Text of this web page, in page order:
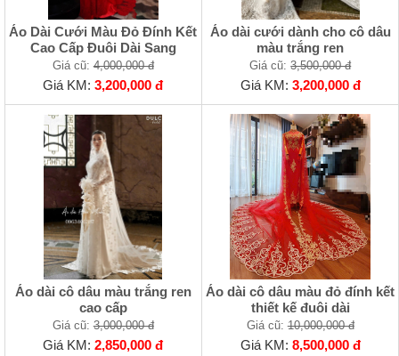
Áo Dài Cưới Màu Đỏ Đính Kết
Cao Cấp Đuôi Dài Sang
Giá cũ:4,000,000 đ
Giá KM:3,200,000 đ
Áo dài cưới dành cho cô dâu
màu trắng ren
Giá cũ:3,500,000 đ
Giá KM: 3,200,000 đ
Áo dài cô dâu màu trắng ren
cao cấp
Giá cũ:3,000,000 đ
Giá KM:2,850,000 đ
Áo dài cô dâu màu đỏ đính kết
thiết kế đuôi dài
Giá cũ:10,000,000 đ
Giá KM: 8,500,000 đ